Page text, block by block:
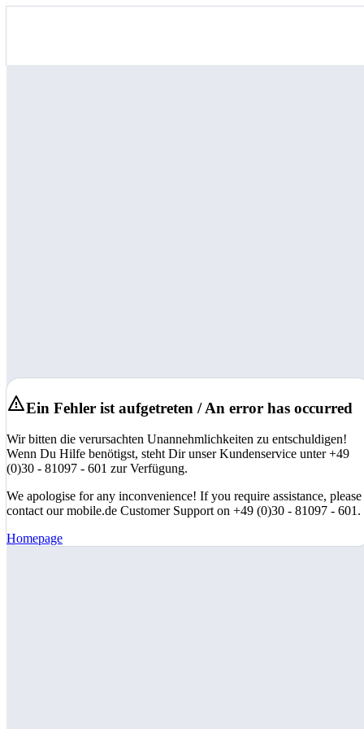
Ein Fehler ist aufgetreten / An error has occurred
Wir bitten die verursachten Unannehmlichkeiten zu entschuldigen!
Wenn Du Hilfe benötigst, steht Dir unser Kundenservice unter +49
(0)30 - 81097 - 601 zur Verfügung.
We apologise for any inconvenience! If you require assistance, please
contact our mobile.de Customer Support on +49 (0)30 - 81097 - 601.
Homepage